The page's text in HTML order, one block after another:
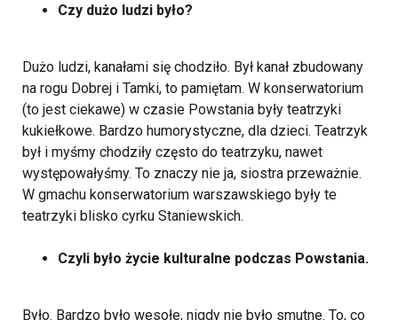
Czy dużo ludzi było?
Dużo ludzi, kanałami się chodziło. Był kanał zbudowany
na rogu Dobrej i Tamki, to pamiętam. W konserwatorium
(to jest ciekawe) w czasie Powstania były teatrzyki
kukiełkowe. Bardzo humorystyczne, dla dzieci. Teatrzyk
był i myśmy chodziły często do teatrzyku, nawet
występowałyśmy. To znaczy nie ja, siostra przeważnie.
W gmachu konserwatorium warszawskiego były te
teatrzyki blisko cyrku Staniewskich.
Czyli było życie kulturalne podczas Powstania.
Było. Bardzo było wesołe, nigdy nie było smutne. To, co